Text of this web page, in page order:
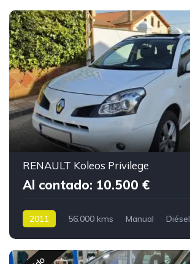
RENAULT Koleos Privilege
Al contado: 10.500 €
2011 56.000 kms Manual Diésel